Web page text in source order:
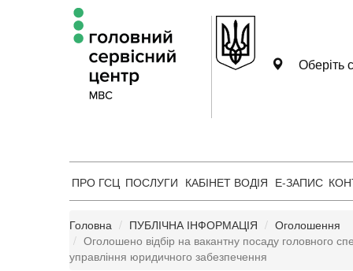
Оберіть
ПРО ГСЦ ПОСЛУГИ КАБІНЕТ ВОДІЯ Е-ЗАПИС
Головна ПУБЛІЧНА ІНФОРМАЦІЯ
Оголошення
Оголошено відбір на вакантну посаду головного
управління юридичного забезпечення